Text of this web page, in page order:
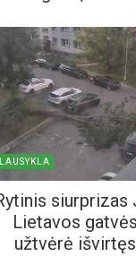
siurprizas
Lietavos
užtvėrė